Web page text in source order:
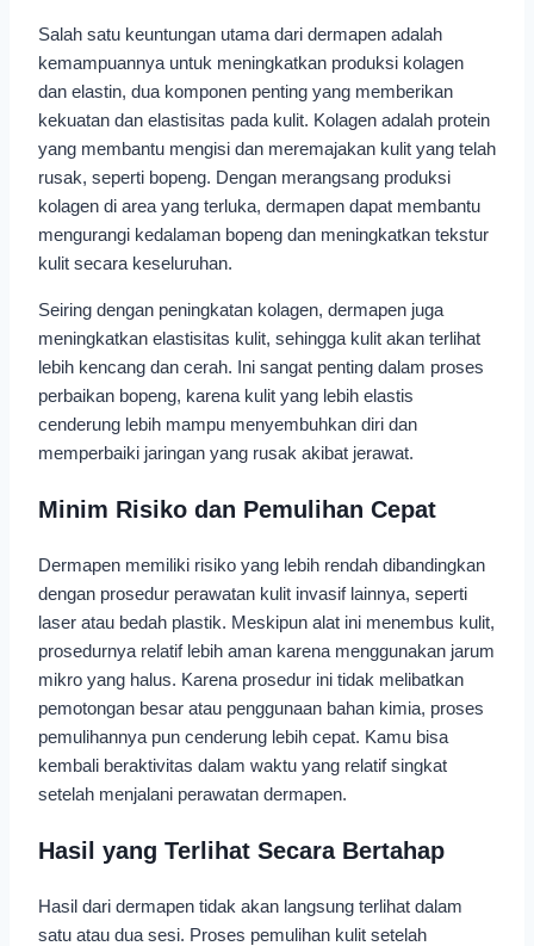
Salah satu keuntungan utama dari dermapen adalah
kemampuannya untuk meningkatkan produksi kolagen
dan elastin, dua komponen penting yang memberikan
kekuatan dan elastisitas pada kulit. Kolagen adalah protein
yang membantu mengisi dan meremajakan kulit yang telah
rusak, seperti bopeng. Dengan merangsang produksi
kolagen di area yang terluka, dermapen dapat membantu
mengurangi kedalaman bopeng dan meningkatkan tekstur
kulit secara keseluruhan.
Seiring dengan peningkatan kolagen, dermapen juga
meningkatkan elastisitas kulit, sehingga kulit akan terlihat
lebih kencang dan cerah. Ini sangat penting dalam proses
perbaikan bopeng, karena kulit yang lebih elastis
cenderung lebih mampu menyembuhkan diri dan
memperbaiki jaringan yang rusak akibat jerawat.
Minim Risiko dan Pemulihan Cepat
Dermapen memiliki risiko yang lebih rendah dibandingkan
dengan prosedur perawatan kulit invasif lainnya, seperti
laser atau bedah plastik. Meskipun alat ini menembus kulit,
prosedurnya relatif lebih aman karena menggunakan jarum
mikro yang halus. Karena prosedur ini tidak melibatkan
pemotongan besar atau penggunaan bahan kimia, proses
pemulihannya pun cenderung lebih cepat. Kamu bisa
kembali beraktivitas dalam waktu yang relatif singkat
setelah menjalani perawatan dermapen.
Hasil yang Terlihat Secara Bertahap
Hasil dari dermapen tidak akan langsung terlihat dalam
satu atau dua sesi. Proses pemulihan kulit setelah